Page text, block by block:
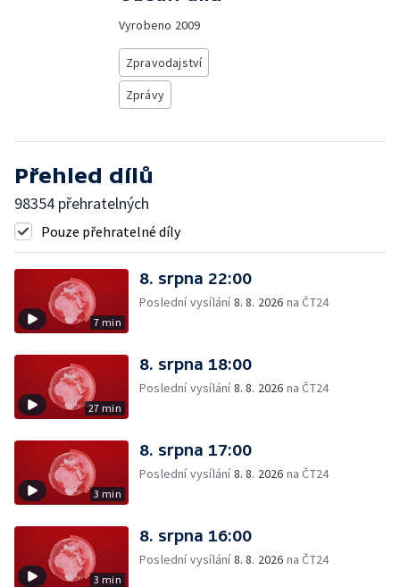
Vyrobeno 2009
Zpravodajství
Zprávy
Přehled dílů
98354 přehratelných
Pouze přehratelné díly
7 min
8. srpna 22:00
Poslední vysílání8. 8. 2026 na ČT24
27 min
8. srpna 18:00
Poslední vysílání8. 8. 2026 na ČT24
3 min
8. srpna 17:00
Poslední vysílání8. 8. 2026 na ČT24
3 min
8. srpna 16:00
Poslední vysílání8. 8. 2026 na ČT24